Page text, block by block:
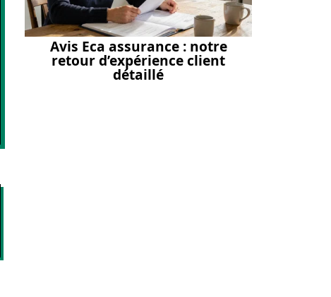
Avis Eca assurance : notre
retour d’expérience client
détaillé